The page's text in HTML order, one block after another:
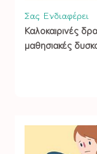
Σας Ενδιαφέρει
Καλοκαιρινές
μαθησιακές